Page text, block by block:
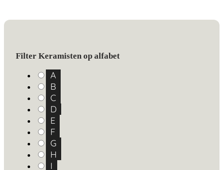
Filter Keramisten op alfabet
A
B
C
D
E
F
G
H
I